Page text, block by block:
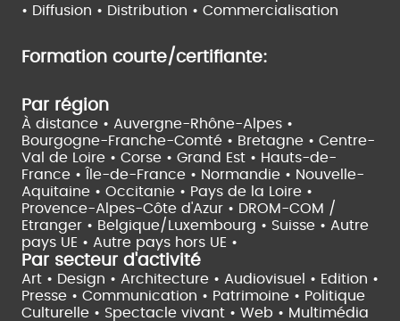
• Diffusion • Distribution • Commercialisation
Formation courte/certifiante:
Par région
À distance • Auvergne-Rhône-Alpes •
Bourgogne-Franche-Comté • Bretagne • Centre-
Val de Loire • Corse • Grand Est • Hauts-de-
France •
Île-de-France • Normandie • Nouvelle-
Aquitaine • Occitanie • Pays de la Loire •
Provence-Alpes-Côte d'Azur • DROM-COM /
Etranger • Belgique/Luxembourg • Suisse • Autre
pays UE • Autre pays hors UE •
Par secteur d'activité
Art • Design • Architecture • Audiovisuel • Edition •
Presse • Communication • Patrimoine • Politique
Culturelle • Spectacle vivant • Web • Multimédia